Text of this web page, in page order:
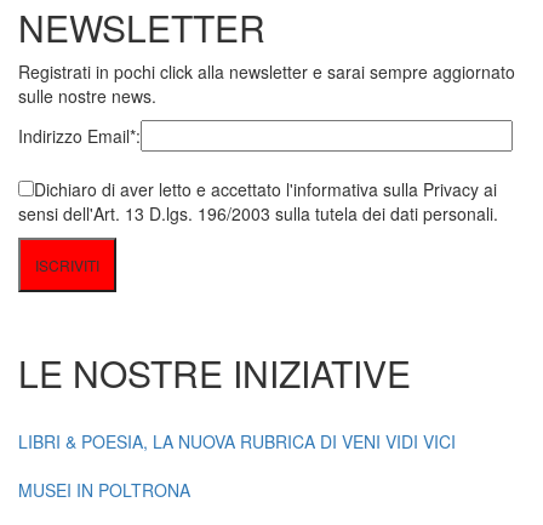
NEWSLETTER
Registrati in pochi click alla newsletter e sarai sempre aggiornato
sulle nostre news.
Indirizzo Email*:
Dichiaro di aver letto e accettato l'informativa sulla Privacy ai
sensi dell'Art. 13 D.lgs. 196/2003 sulla tutela dei dati personali.
LE NOSTRE INIZIATIVE
LIBRI & POESIA, LA NUOVA RUBRICA DI VENI VIDI VICI
MUSEI IN POLTRONA